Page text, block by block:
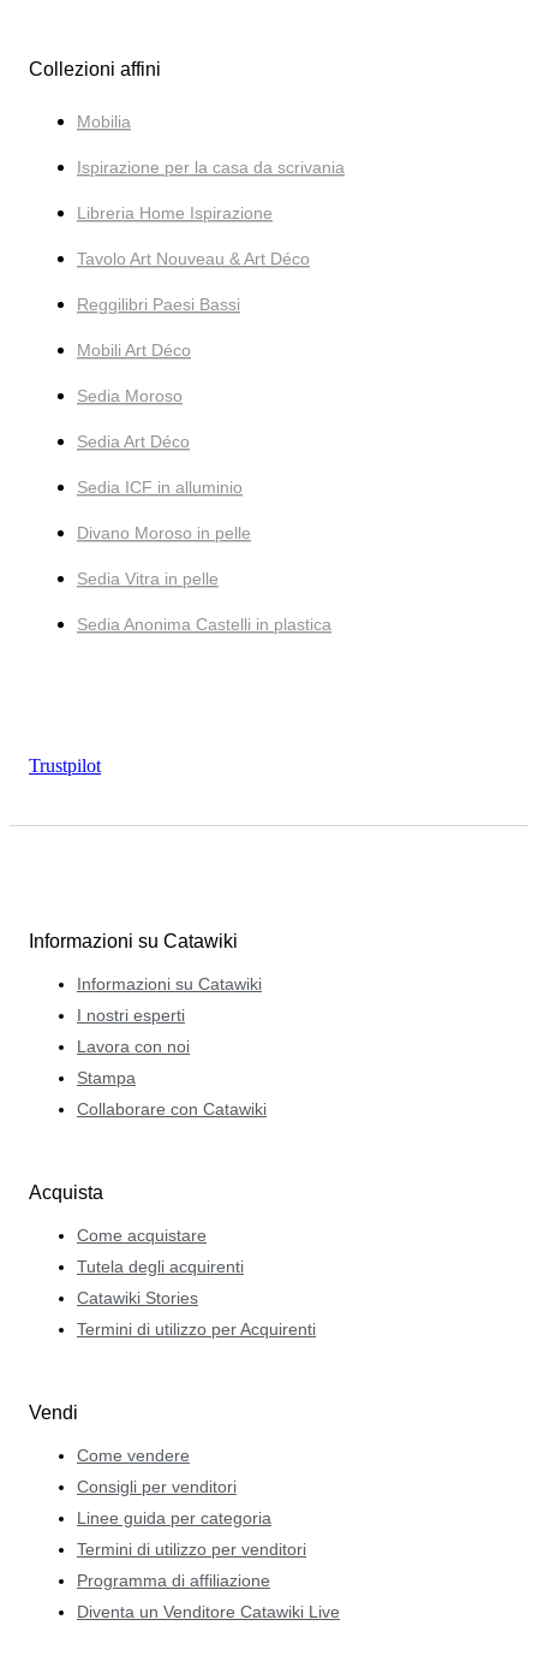
Collezioni affini
Mobilia
Ispirazione per la casa da scrivania
Libreria Home Ispirazione
Tavolo Art Nouveau & Art Déco
Reggilibri Paesi Bassi
Mobili Art Déco
Sedia Moroso
Sedia Art Déco
Sedia ICF in alluminio
Divano Moroso in pelle
Sedia Vitra in pelle
Sedia Anonima Castelli in plastica
Trustpilot
Informazioni su Catawiki
Informazioni su Catawiki
I nostri esperti
Lavora con noi
Stampa
Collaborare con Catawiki
Acquista
Come acquistare
Tutela degli acquirenti
Catawiki Stories
Termini di utilizzo per Acquirenti
Vendi
Come vendere
Consigli per venditori
Linee guida per categoria
Termini di utilizzo per venditori
Programma di affiliazione
Diventa un Venditore Catawiki Live